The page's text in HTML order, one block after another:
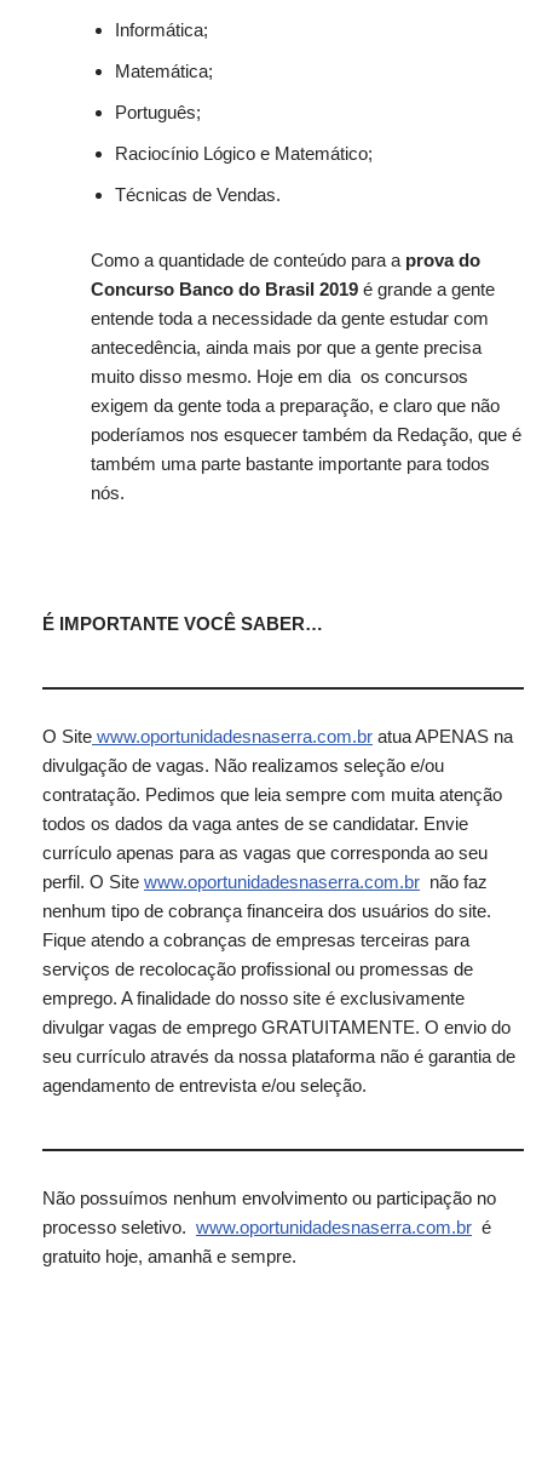
Informática;
Matemática;
Português;
Raciocínio Lógico e Matemático;
Técnicas de Vendas.
Como a quantidade de conteúdo para a prova do
Concurso Banco do Brasil 2019 é grande a gente
entende toda a necessidade da gente estudar com
antecedência, ainda mais por que a gente precisa
muito disso mesmo. Hoje em dia os concursos
exigem da gente toda a preparação, e claro que não
poderíamos nos esquecer também da Redação, que é
também uma parte bastante importante para todos
nós.
É IMPORTANTE VOCÊ SABER…
O Site www.oportunidadesnaserra.com.br atua APENAS na
divulgação de vagas. Não realizamos seleção e/ou
contratação. Pedimos que leia sempre com muita atenção
todos os dados da vaga antes de se candidatar. Envie
currículo apenas para as vagas que corresponda ao seu
perfil. O Site www.oportunidadesnaserra.com.br não faz
nenhum tipo de cobrança financeira dos usuários do site.
Fique atendo a cobranças de empresas terceiras para
serviços de recolocação profissional ou promessas de
emprego. A finalidade do nosso site é exclusivamente
divulgar vagas de emprego GRATUITAMENTE. O envio do
seu currículo através da nossa plataforma não é garantia de
agendamento de entrevista e/ou seleção.
Não possuímos nenhum envolvimento ou participação no
processo seletivo. www.oportunidadesnaserra.com.br é
gratuito hoje, amanhã e sempre.